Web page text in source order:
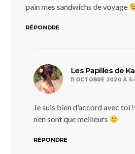
pain mes sandwichs de voyage
RÉPONDRE
Les Papilles de
11 OCTOBRE 2020 À
Je suis bien d’accord avec toi
n’en sont que meilleurs
RÉPONDRE